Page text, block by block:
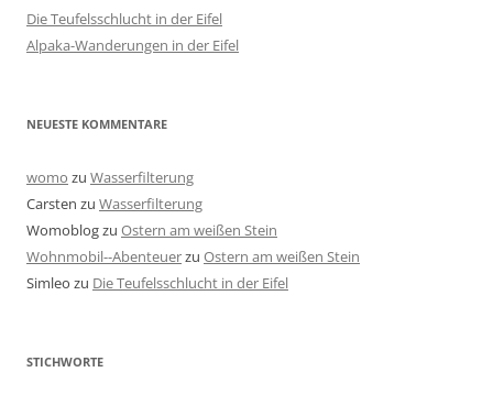
Die Teufelsschlucht in der Eifel
Alpaka-Wanderungen in der Eifel
NEUESTE KOMMENTARE
womo zu Wasserfilterung
Carsten zu Wasserfilterung
Womoblogzu Ostern am weißen Stein
Wohnmobil--Abenteuerzu Ostern am weißen Stein
Simleo zu Die Teufelsschlucht in der Eifel
STICHWORTE